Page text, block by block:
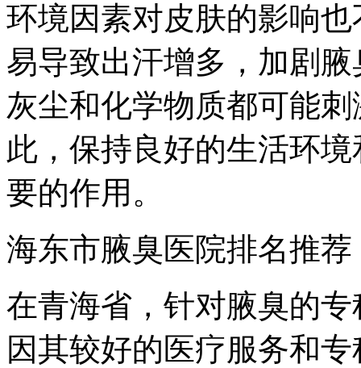
环境因素对皮肤的影响
易导致出汗增多，加剧
灰尘和化学物质都可能
此，保持良好的生活环
要的作用。
海东市腋臭医院排名推荐
在青海省，针对腋臭的
因其较好的医疗服务和